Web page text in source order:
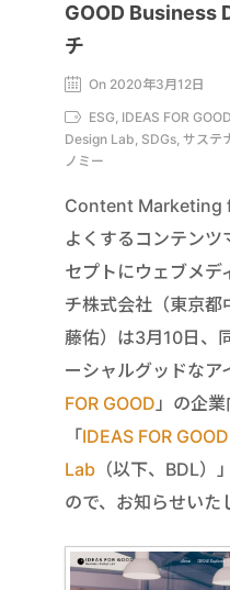
GOOD Business
チ
On 2020年3月12日
ESG, IDEAS FOR
Design Lab, SDGs, サステ
ノミー
Content Marketing
よくするコンテンツ
セプトにウェブメデ
チ株式会社（東京都
藤佑）は3月10日、
ーシャルグッドなア
FOR GOOD」の企
「IDEAS FOR
Lab （以下、BDL）
ので、お知らせいた